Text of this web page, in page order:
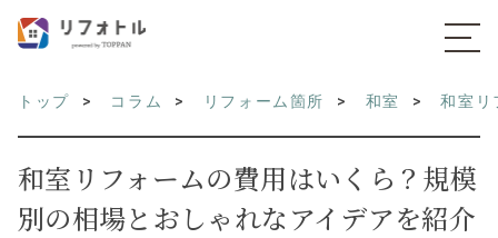
トップ コラム リフォーム箇所 和室 和室リ
和室リフォームの費用はいくら？規模
別の相場とおしゃれなアイデアを紹介